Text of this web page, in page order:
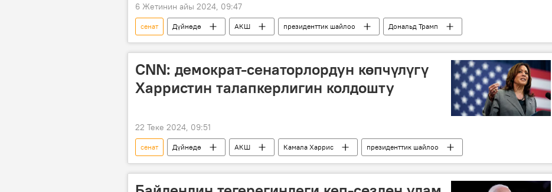
6 Жетинин айы 2024, 09:47
сенат Дүйнөдө АКШ президенттик шайлоо Дональд Трамп
CNN: демократ-сенаторлордун көпчүлүгү
Харристин талапкерлигин колдошту
22 Теке 2024, 09:51
сенат Дүйнөдө АКШ Камала Харрис президенттик шайлоо